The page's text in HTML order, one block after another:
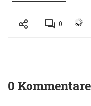
0
0 Kommentare